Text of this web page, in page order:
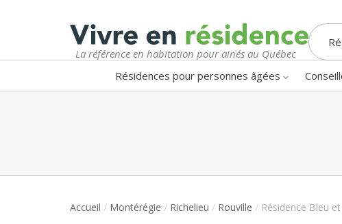
La référence en habitation pour ainés au Québec
Résidences pour personnes âgées
Accueil / Montérégie / Richelieu / Rouville / Résidence Bleu